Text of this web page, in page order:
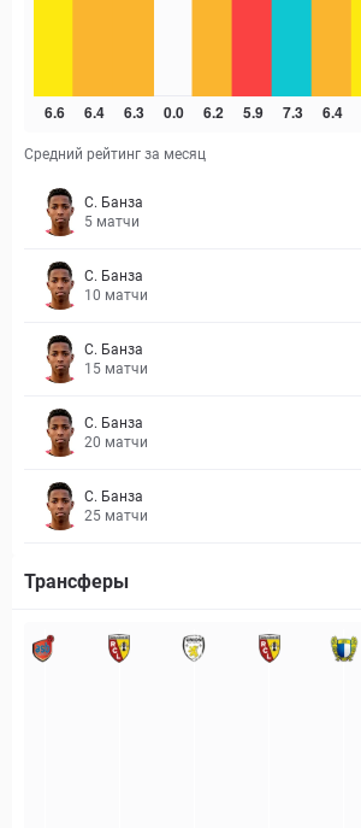
Средний рейтинг за месяц
С. Банза
5 матчи
С. Банза
10 матчи
С. Банза
15 матчи
С. Банза
20 матчи
С. Банза
25 матчи
Трансферы